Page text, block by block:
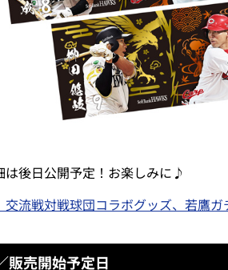
は後日公開予定！お楽しみに♪
交流戦対戦球団コラボグッズ、若鷹
販売開始予定日